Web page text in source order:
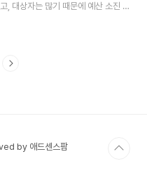
, 대상자는 많기 때문에 예산 소진 시
월세지원 바로가기 👆 제주 청년
한 월세지원 사업!임대료 부담을 덜
by 애드센스팜